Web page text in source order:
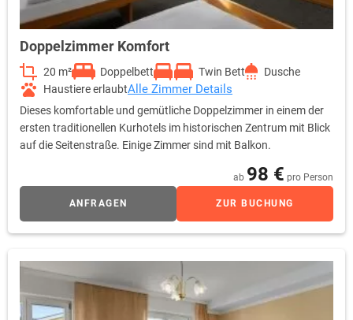
Doppelzimmer Komfort
20 m² Doppelbett Twin Bett
Dusche
Haustiere erlaubtAlle Zimmer Details
Dieses komfortable und gemütliche Doppelzimmer in einem der
ersten traditionellen Kurhotels im historischen Zentrum mit Blick
auf die Seitenstraße. Einige Zimmer sind mit Balkon.
ab 98 € pro Person
ANFRAGEN ZUR BUCHUNG